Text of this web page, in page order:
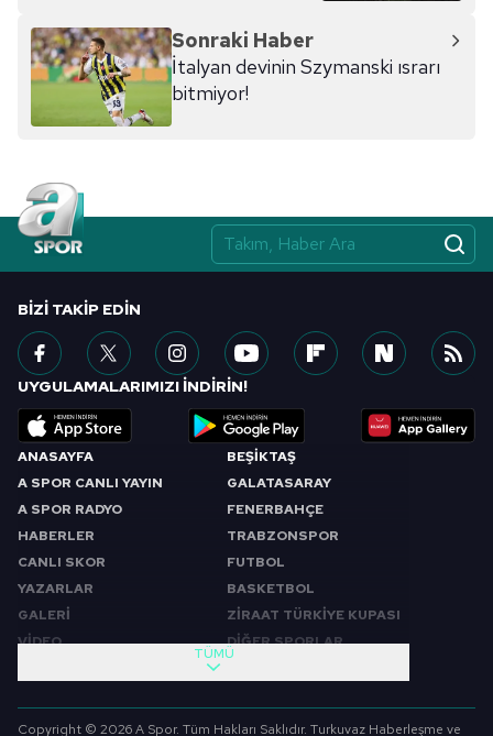
Sonraki Haber
İtalyan devinin Szymanski ısrarı
bitmiyor!
ANASAYFA
A SPOR CANLI YAYIN
A SPOR RADYO
HABERLER
CANLI SKOR
YAZARLAR
GALERİ
VİDEO
BEŞİKTAŞ
GALATASARAY
FENERBAHÇE
TRABZONSPOR
FUTBOL
BASKETBOL
ZİRAAT TÜRKİYE KUPASI
DİĞER SPORLAR
SABAH SPORU
FUTBOL
TÜMÜ
BIZI TAKIP EDIN
UYGULAMALARIMIZI İNDİRİN!
Copyright © 2026 A Spor. Tüm Hakları Saklıdır. Turkuvaz Haberleşme ve